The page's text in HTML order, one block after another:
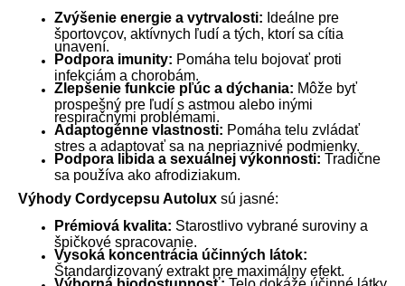
Zvýšenie energie a vytrvalosti: Ideálne pre
športovcov, aktívnych ľudí a tých, ktorí sa cítia
unavení.
Podpora imunity: Pomáha telu bojovať proti
infekciám a chorobám.
Zlepšenie funkcie pľúc a dýchania: Môže byť
prospešný pre ľudí s astmou alebo inými
respiračnými problémami.
Adaptogénne vlastnosti: Pomáha telu zvládať
stres a adaptovať sa na nepriaznivé podmienky.
Podpora libida a sexuálnej výkonnosti: Tradične
sa používa ako afrodiziakum.
Výhody Cordycepsu Autolux sú jasné:
Prémiová kvalita: Starostlivo vybrané suroviny a
špičkové spracovanie.
Vysoká koncentrácia účinných látok:
Štandardizovaný extrakt pre maximálny efekt.